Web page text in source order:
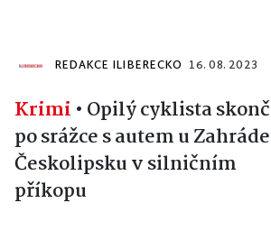
REDAKCE ILIBERECKO 16. 08. 2023
Krimi • Opilý cyklista
po srážce s autem u
Českolipsku v silničním
příkopu